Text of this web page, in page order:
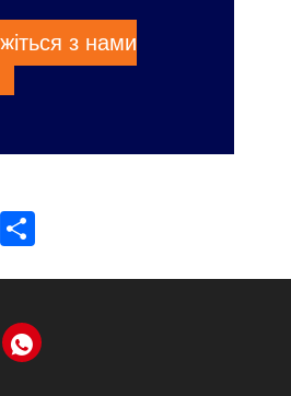
з нами
LinkedIn